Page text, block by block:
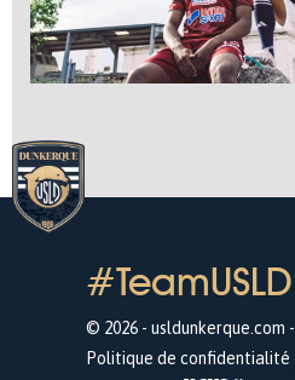
#TeamUSLD
© 2026 - usldunkerque.com -
Politique de confidentialité